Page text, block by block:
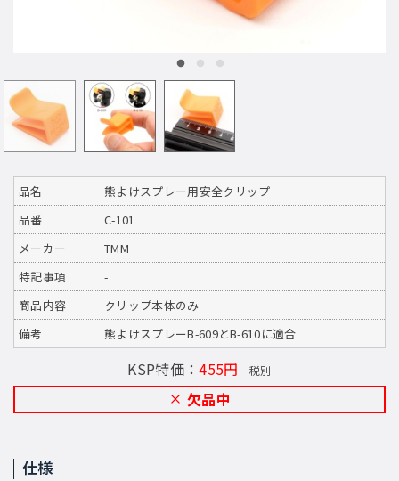
品名
熊よけスプレー用安全クリップ
品番
C-101
メーカー
TMM
特記事項
-
商品内容
クリップ本体のみ
備考
熊よけスプレーB-609とB-610に適合
KSP特価：455円 税別
欠品中
仕様